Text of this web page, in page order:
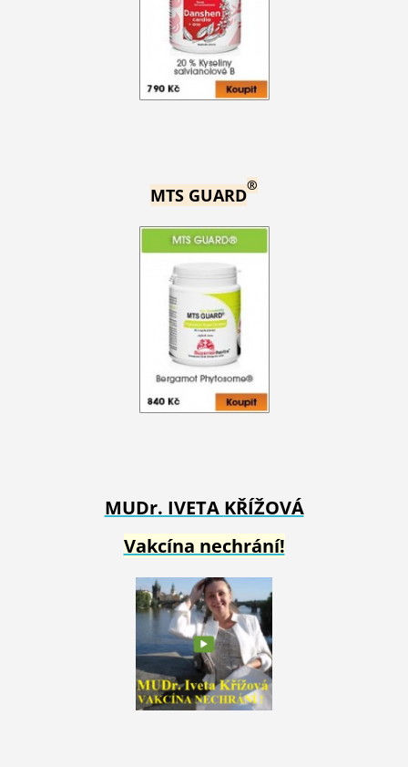
MTS GUARD®
MUDr. IVETA KŘÍŽOVÁ
Vakcína nechrání!